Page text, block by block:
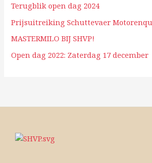
Terugblik open dag 2024
Prijsuitreiking Schuttevaer
MASTERMILO BIJ SHVP!
Open dag 2022: Zaterdag 17 december